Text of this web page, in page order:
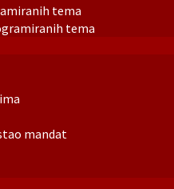
tema
tema
mandat